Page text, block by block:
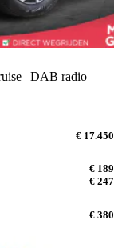
| DAB radio
€ 17.450
€ 189
€ 247
€ 380